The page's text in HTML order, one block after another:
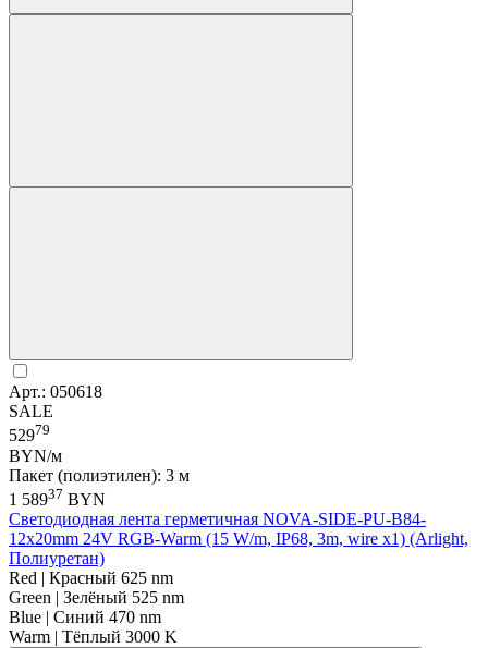
Арт.: 050618
SALE
52979
BYN/м
Пакет (полиэтилен): 3 м
1 58937 BYN
Светодиодная лента герметичная NOVA-SIDE-PU-B84-
12x20mm 24V RGB-Warm (15 W/m, IP68, 3m, wire x1) (Arlight,
Полиуретан)
Red | Красный 625 nm
Green | Зелёный 525 nm
Blue | Синий 470 nm
Warm | Тёплый 3000 K